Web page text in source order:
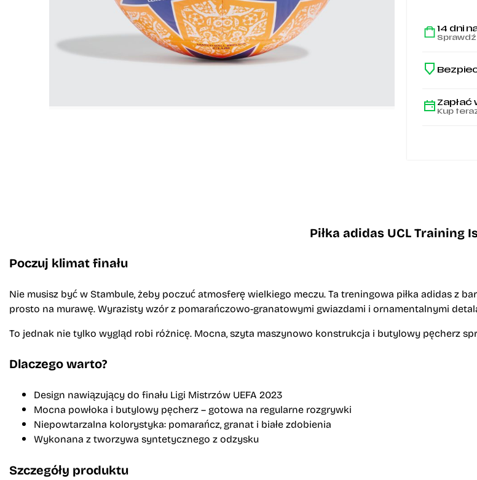
14 dni
Zapłać
Kup
Piłka adidas UCL Training
Poczuj klimat finału
Nie musisz być w Stambule, żeby poczuć atmosferę wielkiego meczu. Ta treningowa piłka adidas z
prosto na murawę. Wyrazisty wzór z pomarańczowo-granatowymi gwiazdami i ornamentalnymi
To jednak nie tylko wygląd robi różnicę. Mocna, szyta maszynowo konstrukcja i butylowy pęcherz
Dlaczego warto?
Design nawiązujący do finału Ligi Mistrzów UEFA 2023
Mocna powłoka i butylowy pęcherz – gotowa na regularne rozgrywki
Niepowtarzalna kolorystyka: pomarańcz, granat i białe zdobienia
Wykonana z tworzywa syntetycznego z odzysku
Szczegóły produktu